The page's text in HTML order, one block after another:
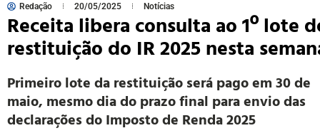
Redação 20/05/2025 Notícias
Receita libera consulta ao 1º lote
restituição do IR 2025 nesta
Primeiro lote da restituição será pago em 30 de
maio, mesmo dia do prazo final para envio das
declarações do Imposto de Renda 2025